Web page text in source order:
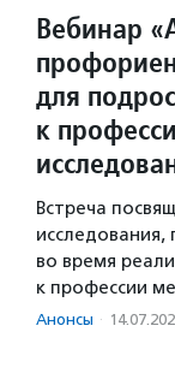
Вебинар
для
к
Встреча
во время
к профессии
Анонсы ·